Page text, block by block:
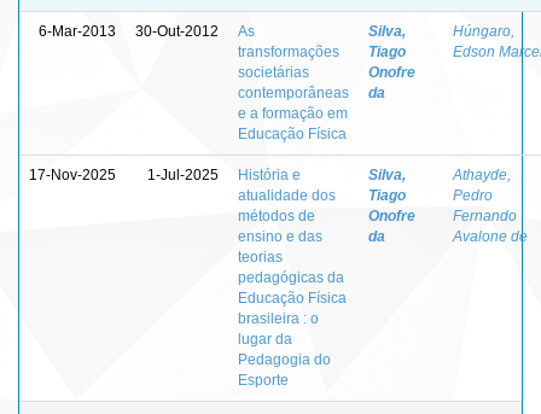
6-Mar-2013 30-Out-2012
As
transformações
societárias
contemporâneas
e a formação em
Educação Física
Silva,
Tiago
Onofre
da
Húngaro,
Edson
17-Nov-2025 1-Jul-2025
História e
atualidade dos
métodos de
ensino e das
teorias
pedagógicas da
Educação Física
brasileira : o
lugar da
Pedagogia do
Esporte
Silva,
Tiago
Onofre
da
Athayde,
Pedro
Fernando
Avalone de